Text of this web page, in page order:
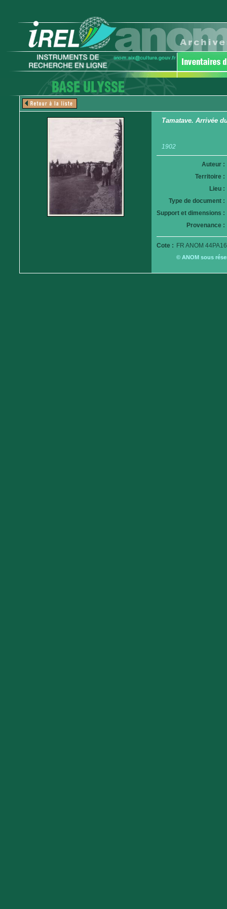
Tamatave. Arrivée
1902
Auteur :
Territoire :
Lieu :
Type de document :
Support et dimensions :
Provenance :
Cote : FR ANOM
© ANOM sous